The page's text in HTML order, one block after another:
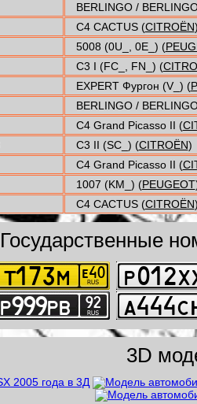
BERLINGO /
C4 CACTUS (CITROËN)
5008 (0U_, 0E_) (
C3 I (FC_, FN_) (
EXPERT Фургон (V_) (
BERLINGO /
C4 Grand Picasso II (
C3 II (SC_) (CITROËN)
C4 Grand Picasso II (
1007 (KM_) (PEUGEOT
C4 CACTUS (CITROËN)
Государственные
3D